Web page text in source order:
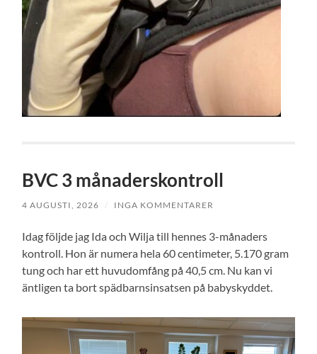
BVC 3 månaderskontroll
4 AUGUSTI, 2026 / INGA KOMMENTARER
Idag följde jag Ida och Wilja till hennes 3-månaders
kontroll. Hon är numera hela 60 centimeter, 5.170 gram
tung och har ett huvudomfång på 40,5 cm. Nu kan vi
äntligen ta bort spädbarnsinsatsen på babyskyddet.